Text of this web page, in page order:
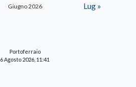
Giugno 2026 Lug »
Portoferraio
6 Agosto 2026, 11:41